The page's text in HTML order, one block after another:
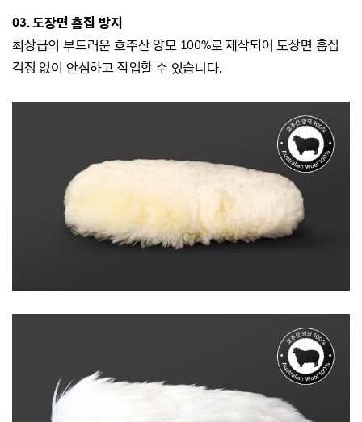
03. 도장면 흠집 방지
최상급의 부드러운 호주산 양모 100%로 제작되어 도장면 흠집
걱정 없이 안심하고 작업할 수 있습니다.